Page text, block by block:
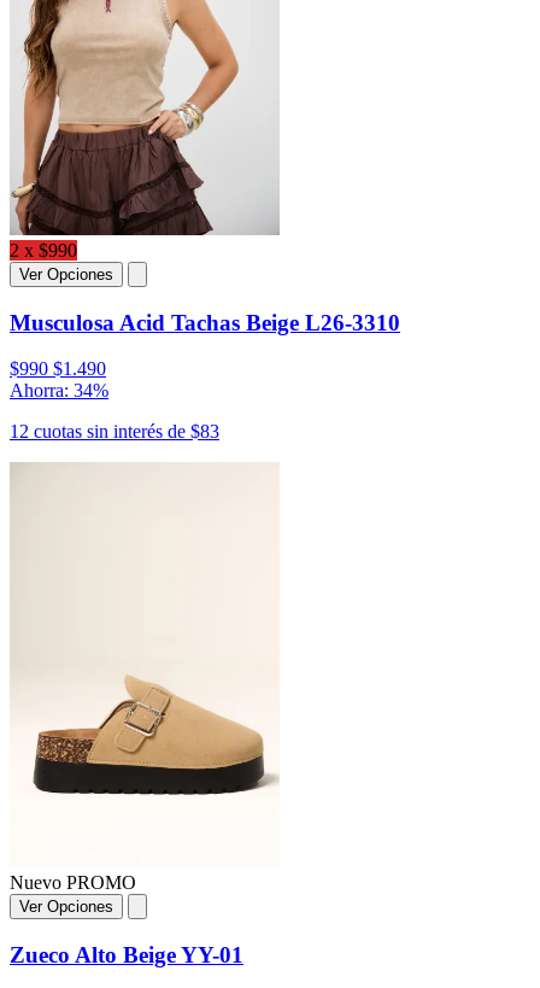
2 x $990
Ver Opciones
Musculosa Acid Tachas Beige L26-3310
$990 $1.490
Ahorra: 34%
12 cuotas sin interés de $83
Nuevo PROMO
Ver Opciones
Zueco Alto Beige YY-01